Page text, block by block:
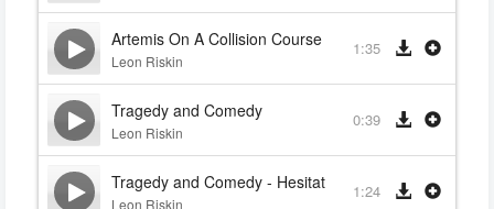
Artemis On A Collision Course
Leon Riskin
1:35
Tragedy and Comedy
Leon Riskin
0:39
Tragedy and Comedy - Hesitation
Leon Riskin
1:24